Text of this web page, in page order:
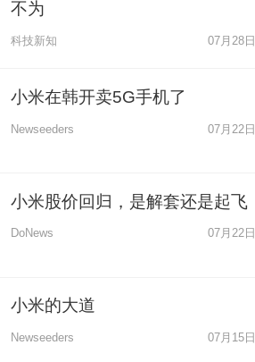
不为
科技新知 07月28日
小米在韩开卖5G手机了
Newseeders 07月22日
小米股价回归，是解套还是起飞
DoNews 07月22日
小米的大道
Newseeders 07月15日